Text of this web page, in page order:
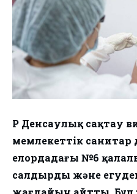
ҚР Денсаулық сақтау
мемлекеттік санитар
елордадағы №6
салдырды және